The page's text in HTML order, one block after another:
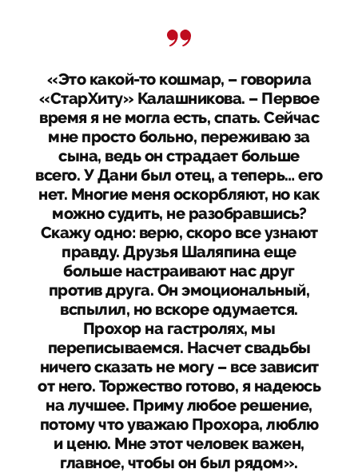
«Это какой-то кошмар, – говорила
«СтарХиту» Калашникова. – Первое
время я не могла есть, спать. Сейчас
мне просто больно, переживаю за
сына, ведь он страдает больше
всего. У Дани был отец, а теперь… его
нет. Многие меня оскорбляют, но как
можно судить, не разобравшись?
Скажу одно: верю, скоро все узнают
правду. Друзья Шаляпина еще
больше настраивают нас друг
против друга. Он эмоциональный,
вспылил, но вскоре одумается.
Прохор на гастролях, мы
переписываемся. Насчет свадьбы
ничего сказать не могу – все зависит
от него. Торжество готово, я надеюсь
на лучшее. Приму любое решение,
потому что уважаю Прохора, люблю
и ценю. Мне этот человек важен,
главное, чтобы он был рядом».